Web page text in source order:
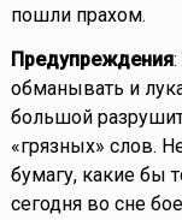
пошли прахом.
Предупреждения
обманывать и
большой
«грязных» слов.
бумагу, какие бы
сегодня во сне